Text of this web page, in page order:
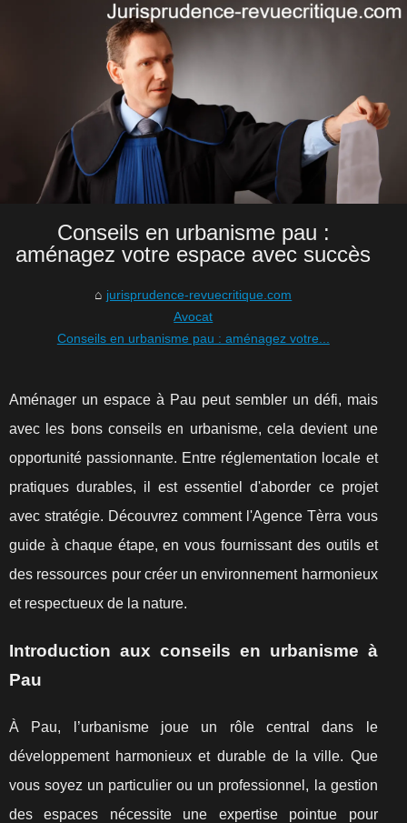
Conseils en urbanisme pau :
aménagez votre espace avec succès
jurisprudence-revuecritique.com
Avocat
Conseils en urbanisme pau : aménagez votre...
Aménager un espace à Pau peut sembler un défi, mais
avec les bons conseils en urbanisme, cela devient une
opportunité passionnante. Entre réglementation locale et
pratiques durables, il est essentiel d'aborder ce projet
avec stratégie. Découvrez comment l'Agence Tèrra vous
guide à chaque étape, en vous fournissant des outils et
des ressources pour créer un environnement harmonieux
et respectueux de la nature.
Introduction aux conseils en urbanisme à
Pau
À Pau, l’urbanisme joue un rôle central dans le
développement harmonieux et durable de la ville. Que
vous soyez un particulier ou un professionnel, la gestion
des espaces nécessite une expertise pointue pour